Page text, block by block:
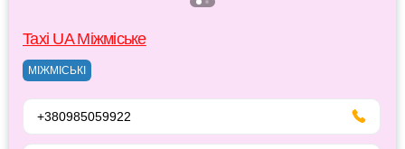
Taxi UA Міжміське
МІЖМІСЬКІ
+380985059922